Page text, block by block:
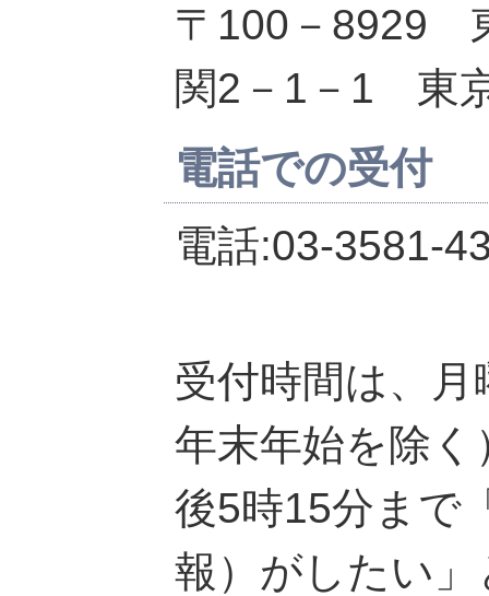
〒100－8929
関2－1－1 東
電話での受付
電話:03-3581-
受付時間は、
年末年始を除
後5時15分まで
報）がしたい